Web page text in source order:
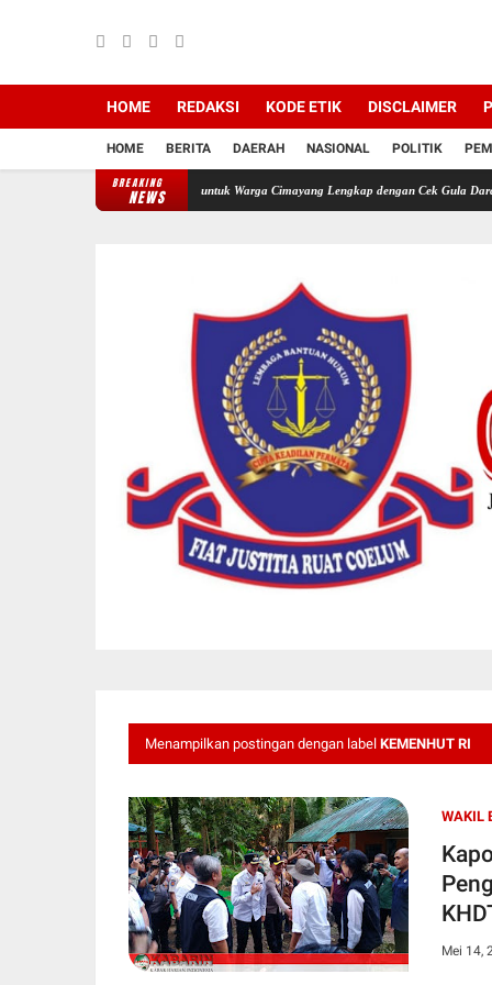
HOME REDAKSI KODE ETIK DISCLAIMER
HOME BERITA DAERAH NASIONAL POLITIK
BREAKING
NEWS
Pengobatan Gratis untuk Warga Cimayang Lengkap dengan Cek Gula Darah Asam
Menampilkan postingan dengan label KEMENHUT RI
WAKIL
Mei 14,